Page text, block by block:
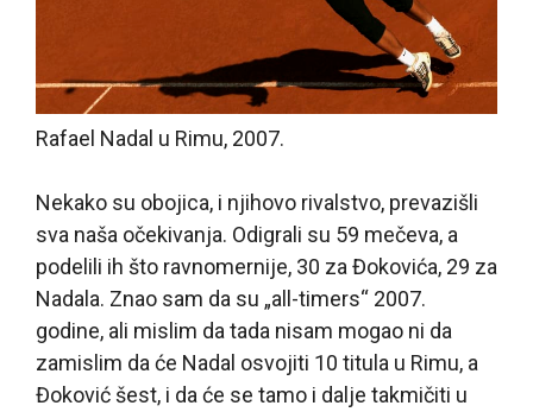
Rafael Nadal u Rimu, 2007.
Nekako su obojica, i njihovo rivalstvo, prevazišli
sva naša očekivanja. Odigrali su 59 mečeva, a
podelili ih što ravnomernije, 30 za Đokovića, 29 za
Nadala. Znao sam da su „all-timers“ 2007.
godine, ali mislim da tada nisam mogao ni da
zamislim da će Nadal osvojiti 10 titula u Rimu, a
Đoković šest, i da će se tamo i dalje takmičiti u